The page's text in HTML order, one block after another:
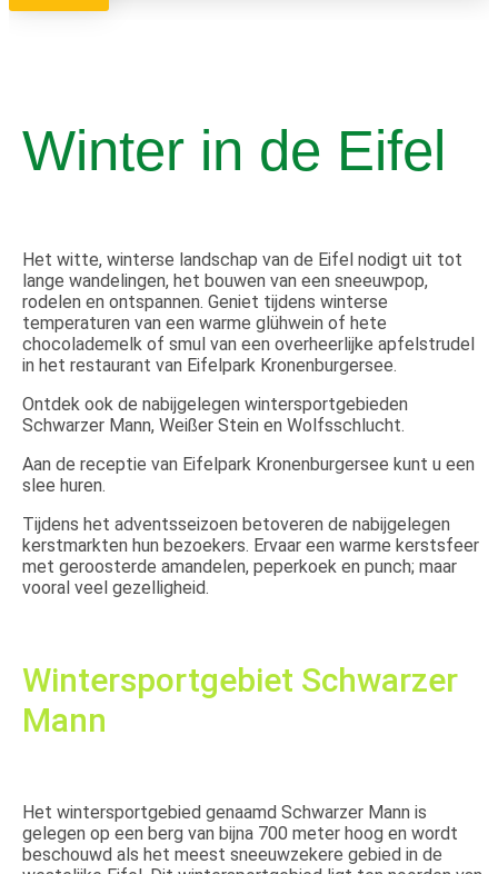
Winter in de Eifel
Het witte, winterse landschap van de Eifel nodigt uit tot
lange wandelingen, het bouwen van een sneeuwpop,
rodelen en ontspannen. Geniet tijdens winterse
temperaturen van een warme glühwein of hete
chocolademelk of smul van een overheerlijke apfelstrudel
in het restaurant van Eifelpark Kronenburgersee.
Ontdek ook de nabijgelegen wintersportgebieden
Schwarzer Mann, Weißer Stein en Wolfsschlucht.
Aan de receptie van Eifelpark Kronenburgersee kunt u een
slee huren.
Tijdens het adventsseizoen betoveren de nabijgelegen
kerstmarkten hun bezoekers. Ervaar een warme kerstsfeer
met geroosterde amandelen, peperkoek en punch; maar
vooral veel gezelligheid.
Wintersportgebiet Schwarzer
Mann
Het wintersportgebied genaamd Schwarzer Mann is
gelegen op een berg van bijna 700 meter hoog en wordt
beschouwd als het meest sneeuwzekere gebied in de